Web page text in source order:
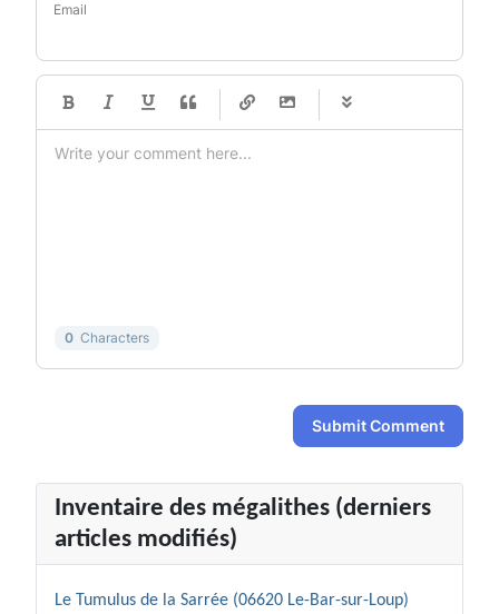
Email
-
-
-
-
0 Characters
Submit Comment
Inventaire des mégalithes (derniers
articles modifiés)
Le Tumulus de la Sarrée (06620 Le-Bar-sur-Loup)